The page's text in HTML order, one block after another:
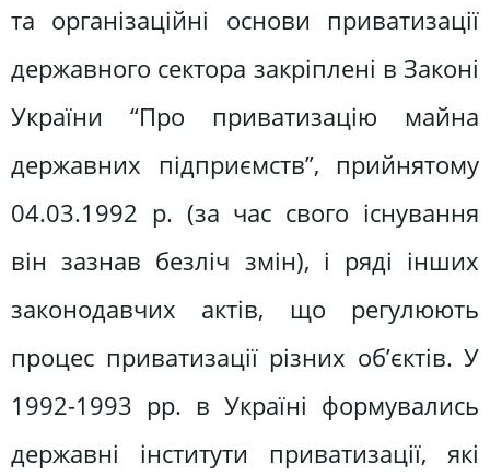
та організаційні основи приватизації
державного сектора закріплені в Законі
України “Про приватизацію майна
державних підприємств”, прийнятому
04.03.1992 р. (за час свого існування
він зазнав безліч змін), і ряді інших
законодавчих актів, що регулюють
процес приватизації різних об’єктів. У
1992-1993 рр. в Україні формувались
державні інститути приватизації, які